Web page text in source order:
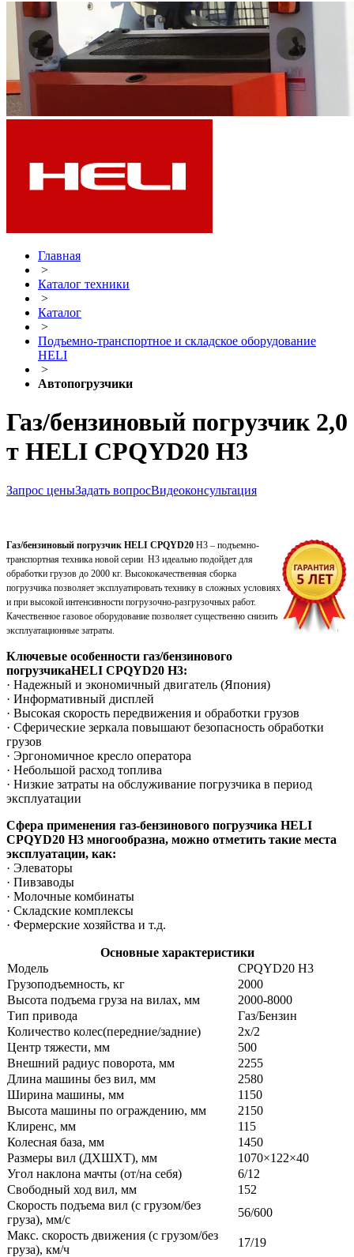
Главная
>
Каталог техники
>
Каталог
>
Подъемно-транспортное и складское оборудование
HELI
>
Автопогрузчики
Газ/бензиновый погрузчик 2,0
т HELI CPQYD20 H3
Запрос ценыЗадать вопросВидеоконсультация
Газ/бензиновый погрузчик HELI CPQYD20 H3 – подъемно-
транспортная техника новой серии H3 идеально подойдет для
обработки грузов до 2000 кг. Высококачественная сборка
погрузчика позволяет эксплуатировать технику в сложных условиях
и при высокой интенсивности погрузочно-разгрузочных работ.
Качественное газовое оборудование позволяет существенно снизить
эксплуатационные затраты.
Ключевые особенности газ/бензинового
погрузчикаHELI CPQYD20 H3:
· Надежный и экономичный двигатель (Япония)
· Информативный дисплей
· Высокая скорость передвижения и обработки грузов
· Сферические зеркала повышают безопасность обработки
грузов
· Эргономичное кресло оператора
· Небольшой расход топлива
· Низкие затраты на обслуживание погрузчика в период
эксплуатации
Сфера применения газ-бензинового погрузчика HELI
CPQYD20 H3 многообразна, можно отметить такие места
эксплуатации, как:
· Элеваторы
· Пивзаводы
· Молочные комбинаты
· Складские комплексы
· Фермерские хозяйства и т.д.
Основные характеристики
Модель
CPQYD20 H3
Грузоподъемность, кг
2000
Высота подъема груза на вилах, мм
2000-8000
Тип привода
Газ/Бензин
Количество колес(передние/задние)
2x/2
Центр тяжести, мм
500
Внешний радиус поворота, мм
2255
Длина машины без вил, мм
2580
Ширина машины, мм
1150
Высота машины по ограждению, мм
2150
Клиренс, мм
115
Колесная база, мм
1450
Размеры вил (ДXШXТ), мм
1070×122×40
Угол наклона мачты (от/на себя)
6/12
Свободный ход вил, мм
152
Скорость подъема вил (с грузом/без
груза), мм/с
56/600
Макс. скорость движения (с грузом/без
груза), км/ч
17/19